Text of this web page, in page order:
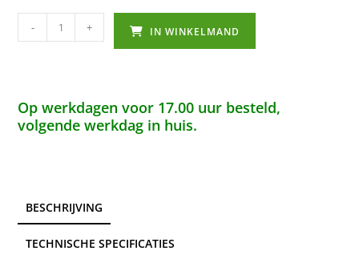
- + IN WINKELMAND
Op werkdagen voor 17.00 uur besteld,
volgende werkdag in huis.
BESCHRIJVING
TECHNISCHE SPECIFICATIES